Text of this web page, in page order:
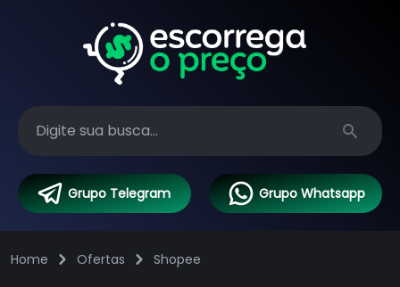
Search
Grupo Telegram Grupo Whatsapp
Home Ofertas Shopee